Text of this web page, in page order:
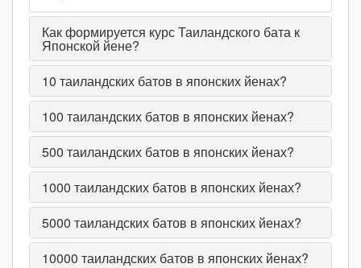
Как формируется курс Таиландского бата к
Японской йене?
10 таиландских батов в японских йенах?
100 таиландских батов в японских йенах?
500 таиландских батов в японских йенах?
1000 таиландских батов в японских йенах?
5000 таиландских батов в японских йенах?
10000 таиландских батов в японских йенах?